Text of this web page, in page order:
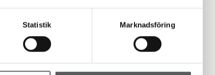
Statistik Marknadsföring